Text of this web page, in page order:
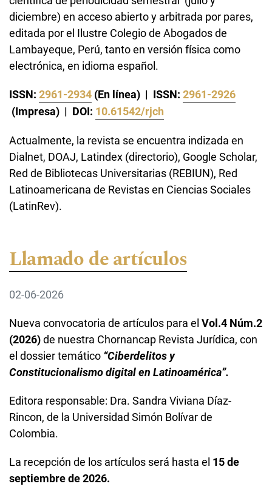
diciembre) en acceso abierto y arbitrada por pares,
editada por el Ilustre Colegio de Abogados de
Lambayeque, Perú, tanto en versión física como
electrónica, en idioma español.
ISSN: 2961-2934 (En línea) | ISSN: 2961-2926
(Impresa) | DOI: 10.61542/rjch
Actualmente, la revista se encuentra indizada en
Dialnet, DOAJ, Latindex (directorio), Google Scholar,
Red de Bibliotecas Universitarias (REBIUN), Red
Latinoamericana de Revistas en Ciencias Sociales
(LatinRev).
Llamado de artículos
02-06-2026
Nueva convocatoria de artículos para el Vol.4 Núm.2
(2026)de nuestra Chornancap Revista Jurídica, con
el dossier temático “Ciberdelitos y
Constitucionalismo digital en Latinoamérica”.
Editora responsable: Dra. Sandra Viviana Díaz-
Rincon, de la Universidad Simón Bolívar de
Colombia.
La recepción de los artículos será hasta el 15 de
septiembre de 2026.